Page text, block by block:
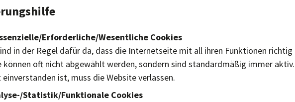
Erforderliche/Wesentliche Cookies
in der Regel dafür da, dass die Internetseite mit all ihren Funktionen richtig
oft nicht abgewählt werden, sondern sind standardmäßig immer aktiv.
ist, muss die Website verlassen.
Statistik/Funktionale Cookies